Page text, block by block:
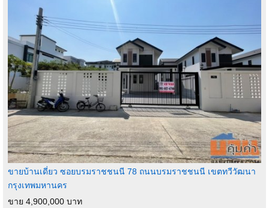
ขายบ้านเดี่ยว ซอยบรมราชชนนี 78 ถนนบรมราชชนนี เขตทวีวัฒนา
กรุงเทพมหานคร
ขาย 4,900,000 บาท